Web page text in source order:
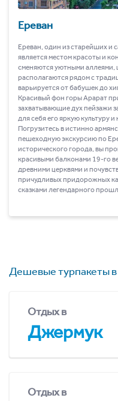
Ереван
Ереван, один из старейших и
является местом красоты и
сменяются уютными
располагаются рядом с
варьируется от бабушек до
Красивый фон горы Арарат
захватывающие дух пейзажи
для себя его яркую культуру и
Погрузитесь в истинно
пешеходную экскурсию по
исторического города, вы
красивыми балконами 19-го
древними церквями и
причудливых придорожных
сказками легендарного
Дешевые турпакеты в
Отдых в
Джермук
Отдых в